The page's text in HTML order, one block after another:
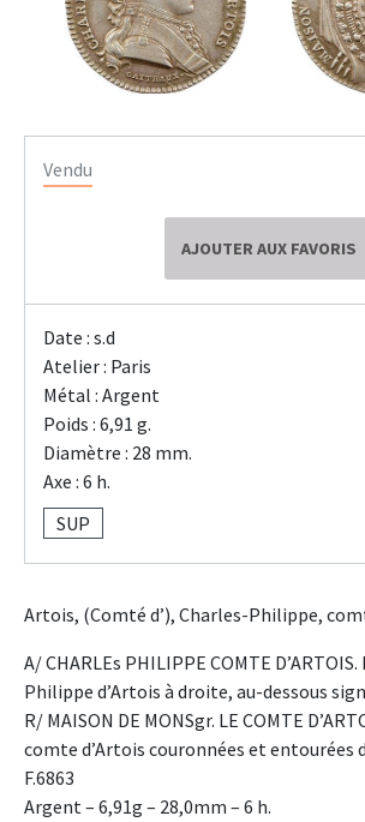
Vendu
AJOUTER AUX FAVORIS
Date : s.d
Atelier : Paris
Métal : Argent
Poids : 6,91 g.
Diamètre : 28 mm.
Axe : 6 h.
SUP
Artois, (Comté d’), Charles-Philippe,
A/ CHARLEs PHILIPPE COMTE
Philippe d’Artois à droite, au-dessous
R/ MAISON DE MONSgr. LE COMTE
comte d’Artois couronnées et entourées
F.6863
Argent – 6,91g – 28,0mm – 6 h.